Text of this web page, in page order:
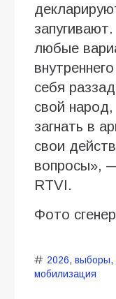
любые
себя
свой
загнать в
свои
вопросы»,
RTVI.
Фото
2026, выборы,
мобилизация